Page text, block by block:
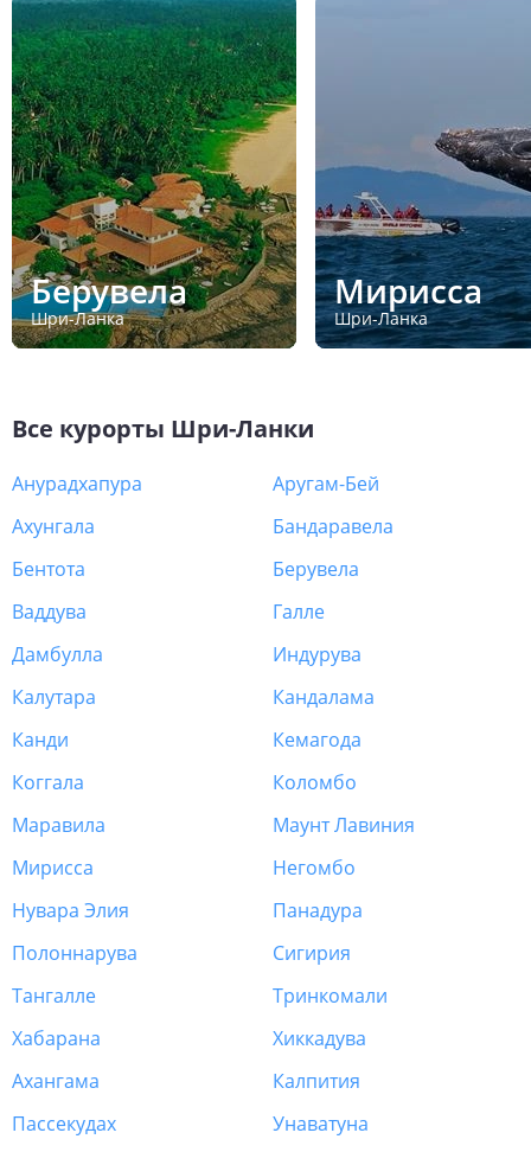
Берувела
Шри-Ланка
Мирисса
Шри-Ланка
Все курорты Шри-Ланки
Анурадхапура
Аругам-Бей
Ахунгала
Бандаравела
Бентота
Берувела
Ваддува
Галле
Дамбулла
Индурува
Калутара
Кандалама
Канди
Кемагода
Коггала
Коломбо
Маравила
Маунт Лавиния
Мирисса
Негомбо
Нувара Элия
Панадура
Полоннарува
Сигирия
Тангалле
Тринкомали
Хабарана
Хиккадува
Ахангама
Калпития
Пассекудах
Унаватуна